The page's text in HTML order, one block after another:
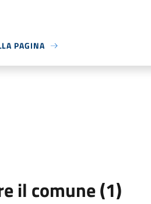
PAGINA
il comune (1)